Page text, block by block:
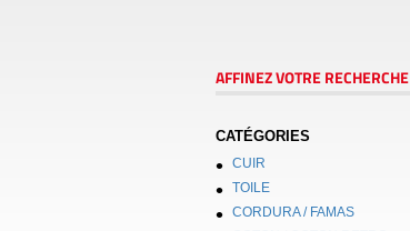
AFFINEZ VOTRE RECHERCHE
CATÉGORIES
CUIR
TOILE
CORDURA / FAMAS